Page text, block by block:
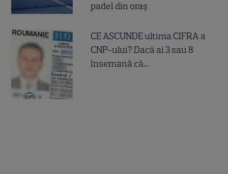
padel din oraș
CE ASCUNDE ultima CIFRA a
CNP-ului? Dacă ai 3 sau 8
însemană că...